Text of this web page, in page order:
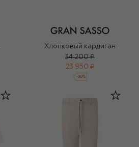
Хлопковый кардиган
34 200 ₽
23 950 ₽
-30%